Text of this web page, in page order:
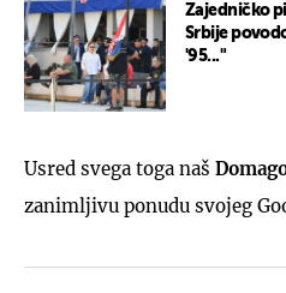
Zajedničko
Srbije
'95..."
Usred svega toga naš
zanimljivu ponudu svojeg